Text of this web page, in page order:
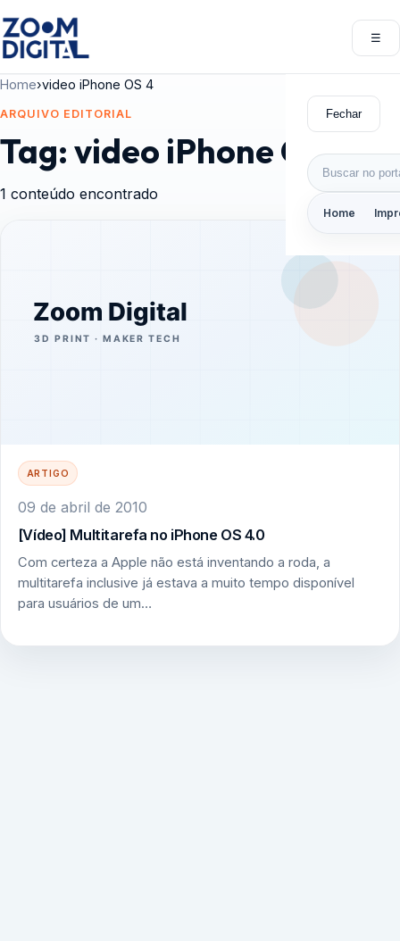
☰
Fechar
Buscar por:
Home
Home›video iPhone OS 4
ARQUIVO EDITORIAL
Tag:video iPhone OS 4
1 conteúdo encontrado
ARTIGO
09 de abril de 2010
[Vídeo] Multitarefa no iPhone OS 4.0
Com certeza a Apple não está inventando a roda, a
multitarefa inclusive já estava a muito tempo disponível
para usuários de um…